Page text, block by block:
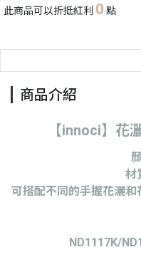
此商品可以折抵紅利 0 點
商品介紹
【innoci】花
材
可搭配不同的手握花灑
ND1117K/